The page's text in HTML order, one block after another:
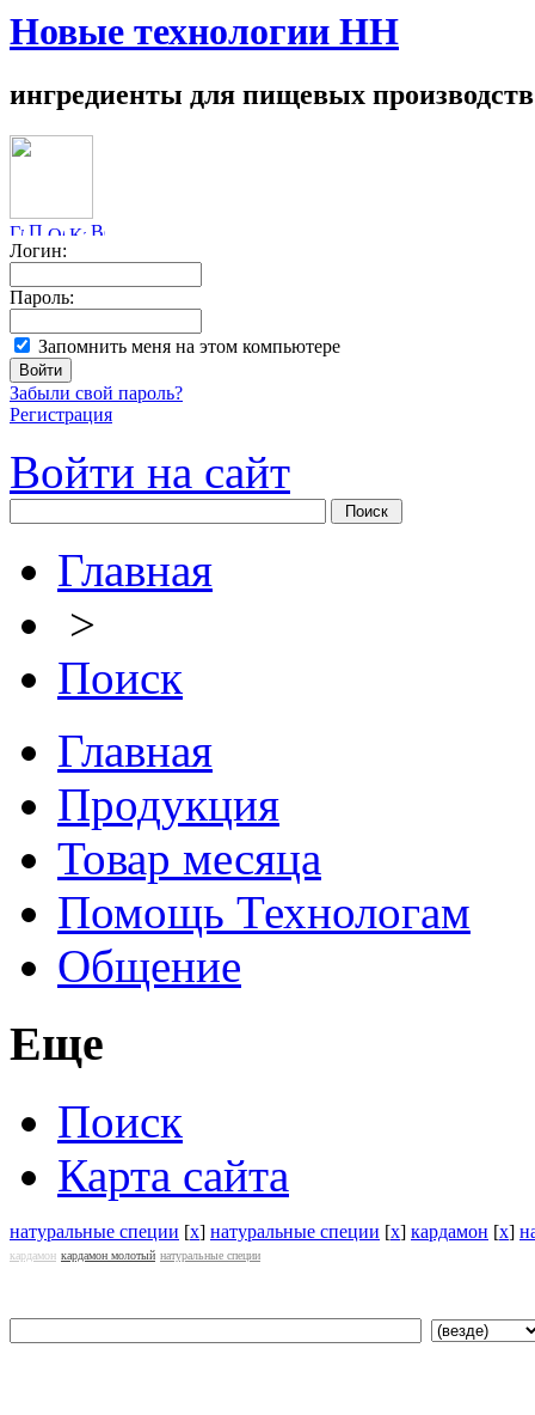
Новые технологии НН
ингредиенты для пищевых производств
Логин:
Пароль:
Запомнить меня на этом компьютере
Забыли свой пароль?
Регистрация
Войти на сайт
Главная
>
Поиск
Главная
Продукция
Товар месяца
Помощь Технологам
Общение
Еще
Поиск
Карта сайта
натуральные специи [x] натуральные специи [x] кардамон [x]
кардамон кардамон молотый натуральные специи